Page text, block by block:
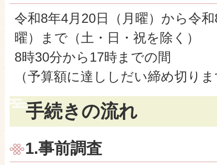
令和8年4月20日（月曜）から令
曜）まで（土・日・祝を除く）
8時30分から17時までの間
（予算額に達ししだい締め切り
手続きの流れ
1.事前調査